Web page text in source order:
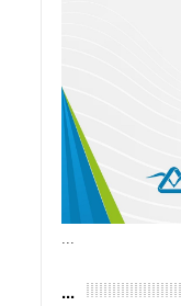
sin
Gobierno de
de la Mujer
...